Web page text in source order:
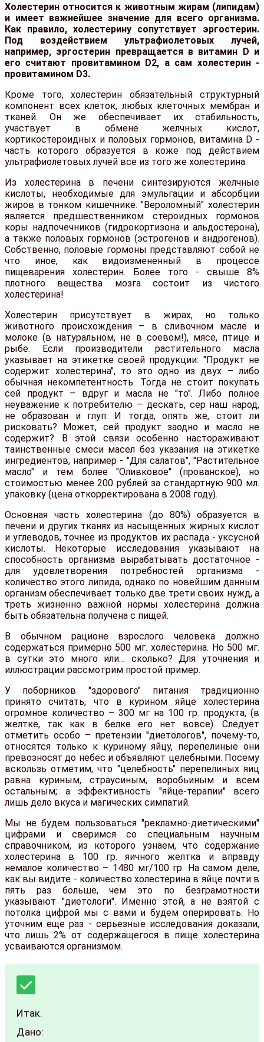
Холестерин относится к животным жирам (липидам)
и имеет важнейшее значение для всего организма.
Как правило, холестерину сопутствует эргостерин.
Под воздействием ультрафиолетовых лучей,
например, эргостерин превращается в витамин D и
его считают провитамином D2, а сам холестерин -
провитамином D3.
Кроме того, холестерин обязательный структурный
компонент всех клеток, любых клеточных мембран и
тканей. Он же обеспечивает их стабильность,
участвует в обмене желчных кислот,
кортикостероидных и половых гормонов, витамина D -
часть которого образуется в коже под действием
ультрафиолетовых лучей все из того же холестерина.
Из холестерина в печени синтезируются желчные
кислоты, необходимые для эмульгации и абсорбции
жиров в тонком кишечнике. "Вероломный" холестерин
является предшественником стероидных гормонов
коры надпочечников (гидрокортизона и альдостерона),
а также половых гормонов (эстрогенов и андрогенов).
Собственно, половые гормоны представляют собой не
что иное, как видоизмененный в процессе
пищеварения холестерин. Более того - свыше 8%
плотного вещества мозга состоит из чистого
холестерина!
Холестерин присутствует в жирах, но только
животного происхождения – в сливочном масле и
молоке (в натуральном, не в соевом!), мясе, птице и
рыбе. Если производители растительного масла
указывает на этикетке своей продукции: "Продукт не
содержит холестерина", то это одно из двух – либо
обычная некомпетентность. Тогда не стоит покупать
сей продукт – вдруг и масла не "то". Либо полное
неуважение к потребителю – дескать, сер наш народ,
не образован и глуп. И тогда, опять же, стоит ли
рисковать? Может, сей продукт заодно и масло не
содержит? В этой связи особенно настораживают
таинственные смеси масел без указания на этикетке
ингредиентов, например - "Для салатов", "Растительное
масло" и тем более "Оливковое" (прованское), но
стоимостью менее 200 рублей за стандартную 900 мл.
упаковку (цена откорректирована в 2008 году).
Основная часть холестерина (до 80%) образуется в
печени и других тканях из насыщенных жирных кислот
и углеводов, точнее из продуктов их распада - уксусной
кислоты. Некоторые исследования указывают на
способность организма вырабатывать достаточное -
для удовлетворения потребностей организма -
количество этого липида, однако по новейшим данным
организм обеспечивает только две трети своих нужд, а
треть жизненно важной нормы холестерина должна
быть обязательна получена с пищей.
В обычном рационе взрослого человека должно
содержаться примерно 500 мг. холестерина. Но 500 мг.
в сутки это много или… сколько? Для уточнения и
иллюстрации рассмотрим простой пример.
У поборников "здорового" питания традиционно
принято считать, что в курином яйце холестерина
огромное количество – 300 мг на 100 гр. продукта, (в
желтке, так как в белке его нет вовсе). Следует
отметить особо – претензии "диетологов", почему-то,
относятся только к куриному яйцу, перепелиные они
превозносят до небес и объявляют целебными. Посему
вскользь отметим, что "целебность" перепелиных яиц
равна куриным, страусиным, воробьиным и всем
остальным; а эффективность "яйце-терапии" всего
лишь дело вкуса и магических симпатий.
Мы не будем пользоваться "рекламно-диетическими"
цифрами и сверимся со специальным научным
справочником, из которого узнаем, что содержание
холестерина в 100 гр. яичного желтка и вправду
немалое количество – 1480 мг/100 гр. На самом деле,
как вы видите - количество холестерина в яйце почти в
пять раз больше, чем это по безграмотности
указывают "диетологи". Именно этой, а не взятой с
потолка цифрой мы с вами и будем оперировать. Но
уточним еще раз - серьезные исследования доказали,
что лишь 2% от содержащегося в пище холестерина
усваиваются организмом.
Итак.
Дано: